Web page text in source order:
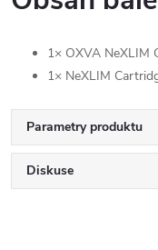
1× OXVA NeXLIM
1× NeXLIM
Parametry produktu
Diskuse